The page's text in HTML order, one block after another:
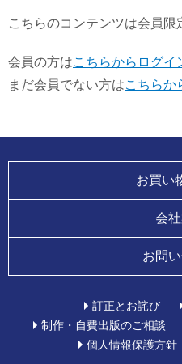
こちらのコンテンツは会員限
会員の方はこちらからログイ
まだ会員でない方はこちらか
お買い
会
お問
訂正とお詫び
制作・自費出版のご相談
個人情報保護方針